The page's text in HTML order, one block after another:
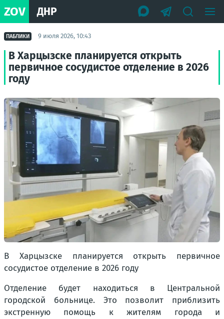
ZOV ДНР
ПАБЛИКИ 9 июля 2026, 10:43
В Харцызске планируется открыть
первичное сосудистое отделение в 2026
году
В Харцызске планируется открыть первичное
сосудистое отделение в 2026 году
Отделение будет находиться в Центральной
городской больнице. Это позволит приблизить
экстренную помощь к жителям города и